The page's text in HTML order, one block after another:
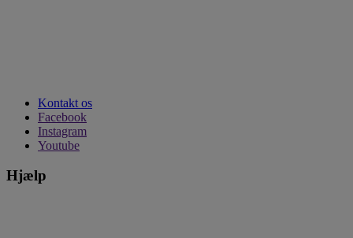
Kontakt os
Facebook
Instagram
Youtube
Hjælp